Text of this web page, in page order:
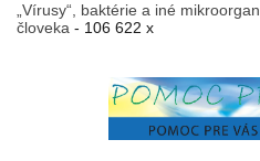
„Vírusy“, baktérie a iné
človeka - 106 622 x